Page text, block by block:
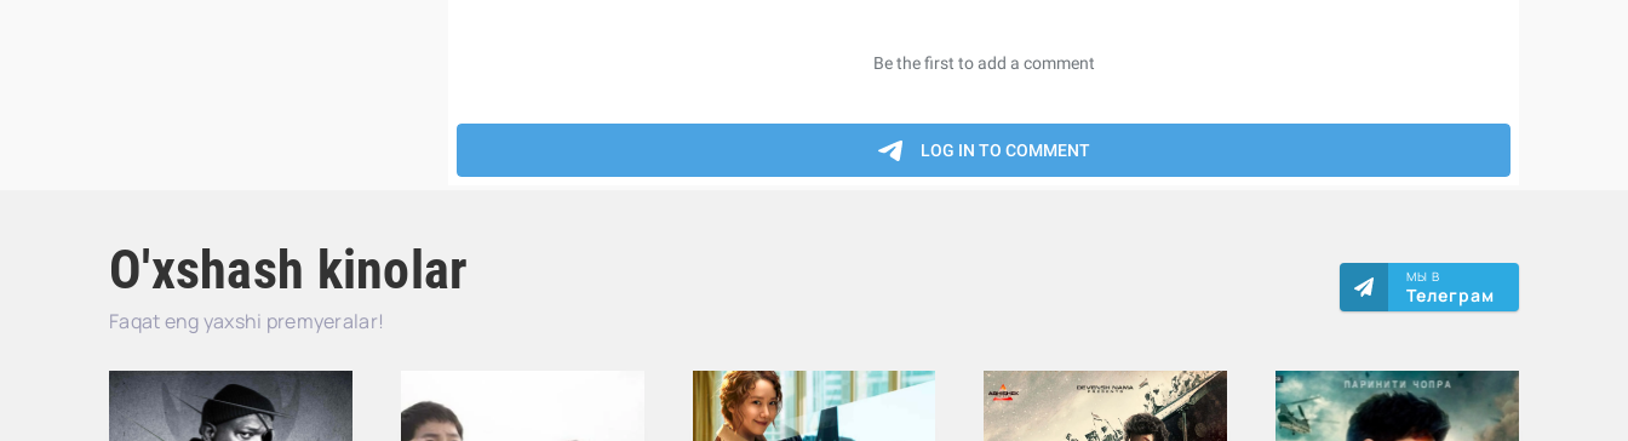
O'xshash kinolar
Faqat eng yaxshi premyeralar!
МЫ В
Телеграм